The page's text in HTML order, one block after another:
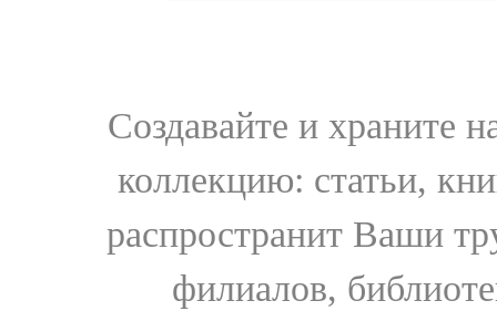
Создавайте и храните
коллекцию: статьи,
распространит Ваши
филиалов,